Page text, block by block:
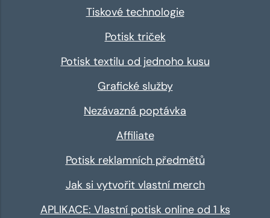
Tiskové technologie
Potisk triček
Potisk textilu od jednoho kusu
Grafické služby
Nezávazná poptávka
Affiliate
Potisk reklamních předmětů
Jak si vytvořit vlastní merch
APLIKACE: Vlastní potisk online od 1 ks